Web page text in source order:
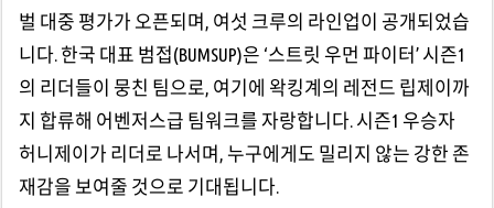
벌 대중 평가가 오픈되며, 여섯 크루의 라인업이 공개되었습
니다. 한국 대표 범접(BUMSUP)은 ‘스트릿 우먼 파이터’ 시즌1
의 리더들이 뭉친 팀으로, 여기에 왁킹계의 레전드 립제이까
지 합류해 어벤저스급 팀워크를 자랑합니다. 시즌1 우승자
허니제이가 리더로 나서며, 누구에게도 밀리지 않는 강한 존
재감을 보여줄 것으로 기대됩니다.